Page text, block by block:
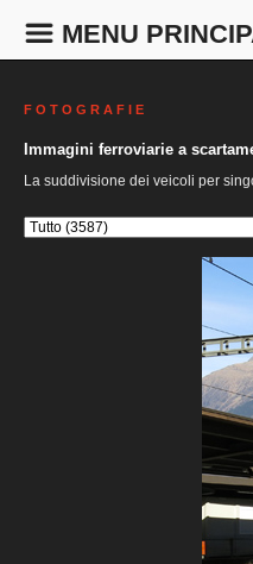
MENU
F O T O G R A F I E
Immagini ferroviarie a
La suddivisione dei veicoli per